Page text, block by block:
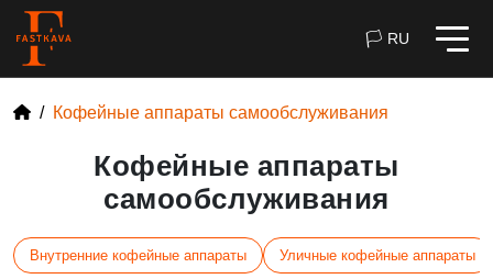
🏳 RU
Кофейные аппараты самообслуживания
Кофейные аппараты
самообслуживания
Внутренние кофейные аппараты Уличные кофейные аппараты